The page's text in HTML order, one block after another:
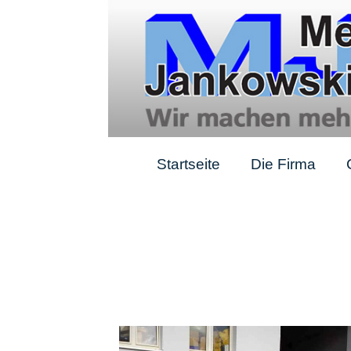
Startseite Die Firma